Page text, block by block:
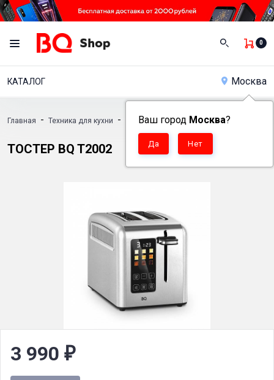
0
КАТАЛОГ Москва
Ваш город Москва?
Главная - Техника для кухни - Тостеры - Тостер BQ T2002
ТОСТЕР BQ T2002
3 990 ₽